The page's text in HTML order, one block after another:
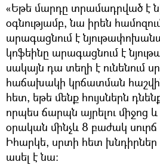
«Եթե մարդը տրամադրված է
օգնությամբ, նա իրեն
արագացնում է
կոֆեինը արագացնում է
սակայն դա տեղի է ունենում
հաճախակի կրճատման
հետ, եթե մենք հույսներն
որպես ճարպն այրելու միջոց
օրական մինչև 8 բաժակ
Իհարկե, սրտի հետ
ասել է նա։